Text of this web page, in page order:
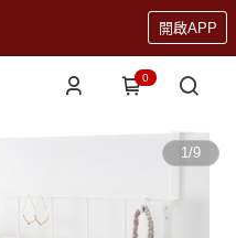
開啟APP
0
1/9